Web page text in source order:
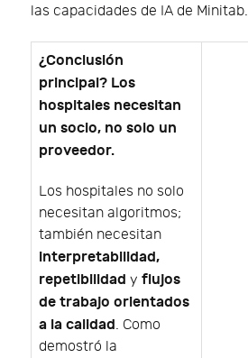
las capacidades de IA de Minitab.
¿Conclusión
principal? Los
hospitales necesitan
un socio, no solo un
proveedor.
Los hospitales no solo
necesitan algoritmos;
también necesitan
interpretabilidad,
repetibilidad y flujos
de trabajo orientados
a la calidad. Como
demostró la